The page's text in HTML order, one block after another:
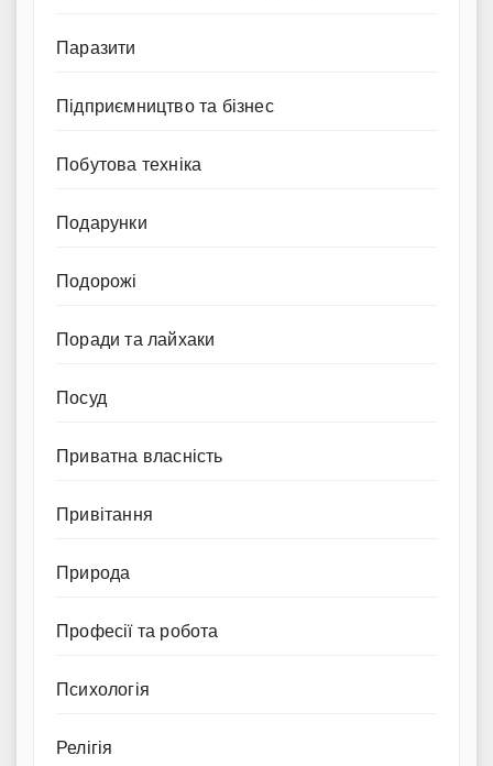
Паразити
Підприємництво та бізнес
Побутова техніка
Подарунки
Подорожі
Поради та лайхаки
Посуд
Приватна власність
Привітання
Природа
Професії та робота
Психологія
Релігія